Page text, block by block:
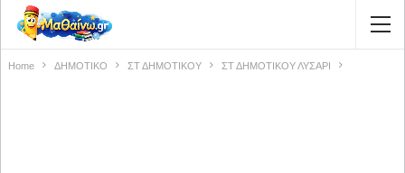
Home ΔΗΜΟΤΙΚΟ ΣΤ ΔΗΜΟΤΙΚΟΥ ΣΤ ΔΗΜΟΤΙΚΟΥ ΛΥΣΑΡΙ